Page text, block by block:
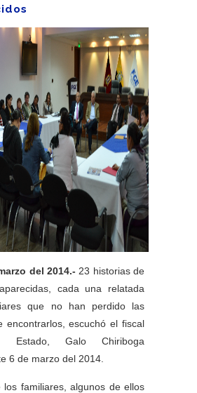
del 2014.- 23 historias de
cada una relatada
que no han perdido las
encontrarlos, escuchó el fiscal
Estado, Galo Chiriboga
6 de marzo del 2014.
los familiares, algunos de ellos